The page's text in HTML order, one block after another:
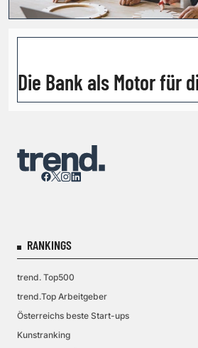
Die Bank als Motor für
RANKINGS
trend. Top500
trend.Top Arbeitgeber
Österreichs beste Start-ups
Kunstranking